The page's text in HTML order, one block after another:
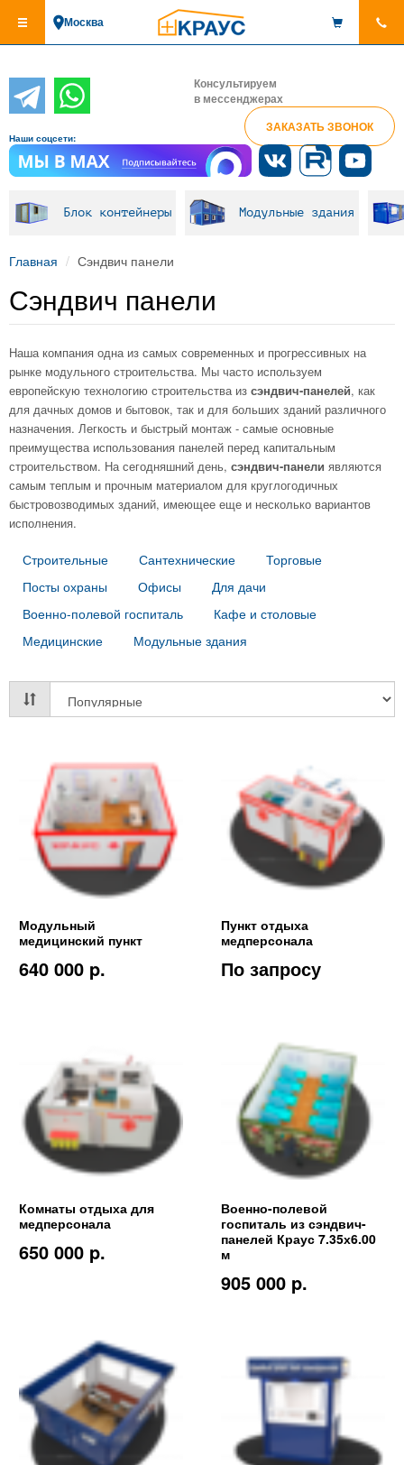
основному
Москва
Консультируем
в мессенджерах
ЗАКАЗАТЬ ЗВОНОК
Наши соцсети:
Блок контейнеры Модульные здания
Главная Сэндвич панели
Сэндвич панели
Наша компания одна из самых современных и прогрессивных на
рынке модульного строительства. Мы часто используем
европейскую технологию строительства из сэндвич-панелей, как
для дачных домов и бытовок, так и для больших зданий различного
назначения. Легкость и быстрый монтаж - самые основные
преимущества использования панелей перед капитальным
строительством. На сегодняшний день, сэндвич-панели являются
самым теплым и прочным материалом для круглогодичных
быстровозводимых зданий, имеющее еще и несколько вариантов
исполнения.
Строительные Сантехнические
Торговые
Посты охраны
Офисы
Для дачи
Военно-полевой госпиталь
Кафе и столовые
Медицинские
Модульные здания
Модульный
медицинский пункт
640 000 p.
Пункт отдыха
медперсонала
По запросу
Комнаты отдыха для
медперсонала
650 000 p.
Военно-полевой
госпиталь из сэндвич-
панелей Краус 7.35х6.00
м
905 000 p.